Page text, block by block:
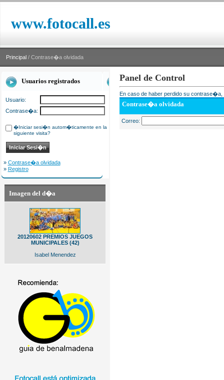
www.fotocall.es
Principal / Contrase�a olvidada
Usuarios registrados
Usuario:
Contrase�a:
�Iniciar sesi�n autom�ticamente en la
siguiente visita?
» Contrase�a olvidada
» Registro
Imagen del d�a
20120602 PREMIOS JUEGOS
MUNICIPALES (42)
Isabel Menendez
Panel de Control
En caso de haber perdido su
Contrase�a olvidada
Correo: